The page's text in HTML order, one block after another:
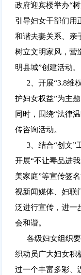
政府迎宾楼举办“
引导妇女干部们用
和谐夫妻关系、亲
树立文明家风，营
明县城”创建活动。
2、开展“3.8维权
护妇女权益”为主
同时，围绕“法律
传咨询活动。
3、结合“创文”
开展“不让毒品进
美家庭”等宣传签
视新闻媒体、妇联
泛进行宣传，进一
会和谐。
各级妇女组织要
织动员广大妇女积
过一个丰富多彩、